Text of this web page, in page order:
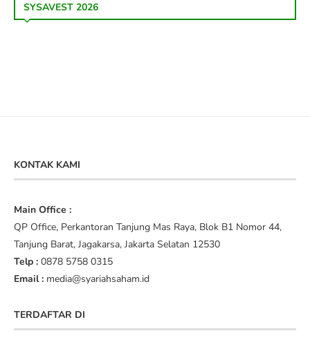
SYSAVEST 2026
KONTAK KAMI
Main Office :
QP Office, Perkantoran Tanjung Mas Raya, Blok B1 Nomor 44,
Tanjung Barat, Jagakarsa, Jakarta Selatan 12530
Telp : 0878 5758 0315
Email : media@syariahsaham.id
TERDAFTAR DI